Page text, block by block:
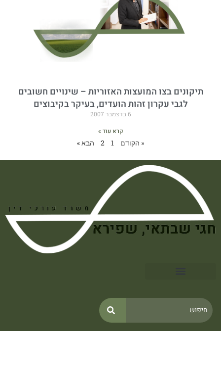
תיקונים בצו המועצות האזוריות – שינויים חשובים
לגבי עקרון זהות הועדים, בעיקר בקיבוצים
6 בדצמבר 2007
קרא עוד »
« הקודם 1
2 הבא »